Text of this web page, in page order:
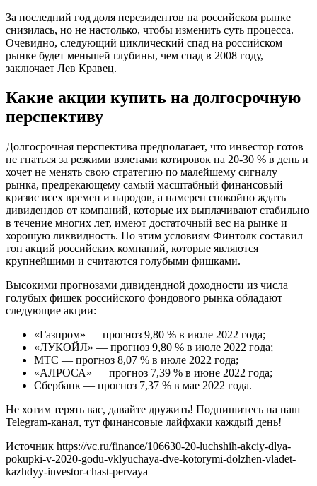
За последний год доля нерезидентов на российском рынке
снизилась, но не настолько, чтобы изменить суть процесса.
Очевидно, следующий циклический спад на российском
рынке будет меньшей глубины, чем спад в 2008 году,
заключает Лев Кравец.
Какие акции купить на долгосрочную
перспективу
Долгосрочная перспектива предполагает, что инвестор готов
не гнаться за резкими взлетами котировок на 20-30 % в день и
хочет не менять свою стратегию по малейшему сигналу
рынка, предрекающему самый масштабный финансовый
кризис всех времен и народов, а намерен спокойно ждать
дивидендов от компаний, которые их выплачивают стабильно
в течение многих лет, имеют достаточный вес на рынке и
хорошую ликвидность. По этим условиям Финтолк составил
топ акций российских компаний, которые являются
крупнейшими и считаются голубыми фишками.
Высокими прогнозами дивидендной доходности из числа
голубых фишек российского фондового рынка обладают
следующие акции:
«Газпром» — прогноз 9,80 % в июле 2022 года;
«ЛУКОЙЛ» — прогноз 9,80 % в июле 2022 года;
МТС — прогноз 8,07 % в июле 2022 года;
«АЛРОСА» — прогноз 7,39 % в июне 2022 года;
Сбербанк — прогноз 7,37 % в мае 2022 года.
Не хотим терять вас, давайте дружить! Подпишитесь на наш
Telegram-канал, тут финансовые лайфхаки каждый день!
Источник https://vc.ru/finance/106630-20-luchshih-akciy-dlya-
pokupki-v-2020-godu-vklyuchaya-dve-kotorymi-dolzhen-vladet-
kazhdyy-investor-chast-pervaya